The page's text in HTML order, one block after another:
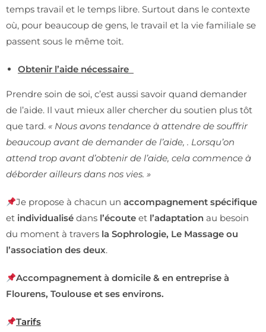
temps travail et le temps libre. Surtout dans le contexte
où, pour beaucoup de gens, le travail et la vie familiale se
passent sous le même toit.
Obtenir l’aide nécessaire
Prendre soin de soi, c’est aussi savoir quand demander
de l’aide. Il vaut mieux aller chercher du soutien plus tôt
que tard. « Nous avons tendance à attendre de souffrir
beaucoup avant de demander de l’aide, . Lorsqu’on
attend trop avant d’obtenir de l’aide, cela commence à
déborder ailleurs dans nos vies. »
Je propose à chacun unaccompagnement spécifique
et individualisé dans l’écoute et l’adaptation au besoin
du moment à travers la Sophrologie, Le Massage ou
l’association des deux.
Accompagnement à domicile & en entreprise à
Flourens, Toulouse et ses environs.
Tarifs